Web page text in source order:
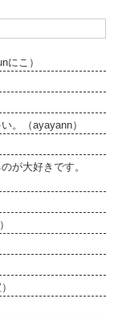
にこ）
。（ayayann）
が大好きです。